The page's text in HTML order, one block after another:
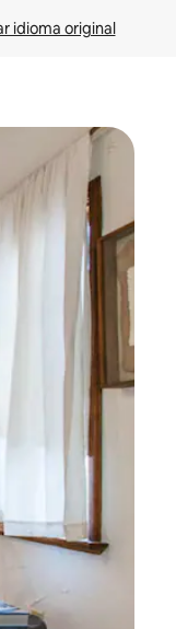
idioma original
e deslizando o